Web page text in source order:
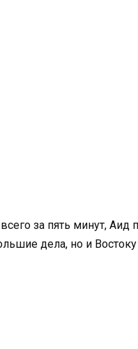
за пять минут, Аид
дела, но и Востоку